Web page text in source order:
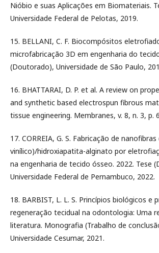
Nióbio e suas Aplicações em Biomateriais.
Universidade Federal de Pelotas, 2019.
15. BELLANI, C. F. Biocompósitos
microfabricação 3D em engenharia do
(Doutorado), Universidade de São Paulo,
16. BHATTARAI, D. P. et al. A review on
and synthetic based electrospun fibrous
tissue engineering. Membranes, v. 8, n. 3, p.
17. CORREIA, G. S. Fabricação de
vinílico)/hidroxiapatita-alginato por
na engenharia de tecido ósseo. 2022. Tese
Universidade Federal de Pernambuco, 2022.
18. BARBIST, L. L. S. Princípios biológicos e
regeneração tecidual na odontologia: Uma
literatura. Monografia (Trabalho de
Universidade Cesumar, 2021.